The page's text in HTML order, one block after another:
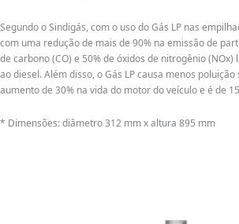
Segundo o Sindigás, com o uso do Gás LP nas
com uma redução de mais de 90% na emissão de
de carbono (CO) e 50% de óxidos de nitrogênio (NOx)
ao diesel. Além disso, o Gás LP causa menos
aumento de 30% na vida do motor do veículo e é de
* Dimensões: diâmetro 312 mm x altura 895 mm